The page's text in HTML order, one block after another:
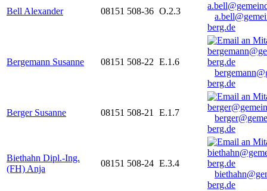
Bell Alexander 08151 508-36 O.2.3
berg.de
Bergemann Susanne 08151 508-22 E.1.6
berg.de
Berger Susanne 08151 508-21 E.1.7
berg.de
Biethahn Dipl.-Ing.
(FH) Anja
08151 508-24 E.3.4
berg.de